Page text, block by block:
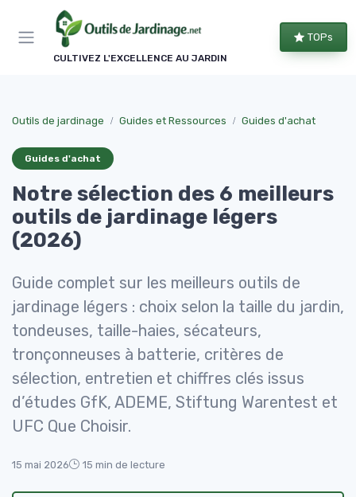
CULTIVEZ L'EXCELLENCE AU JARDIN
TOPs
Outils de jardinage Guides et Ressources Guides d'achat
Guides d'achat
Notre sélection des 6 meilleurs
outils de jardinage légers
(2026)
Guide complet sur les meilleurs outils de
jardinage légers : choix selon la taille du jardin,
tondeuses, taille-haies, sécateurs,
tronçonneuses à batterie, critères de
sélection, entretien et chiffres clés issus
d’études GfK, ADEME, Stiftung Warentest et
UFC Que Choisir.
15 mai 2026 15 min de lecture
Panneau de gestion des cookies